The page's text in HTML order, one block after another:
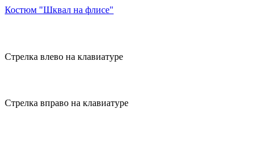
Костюм "Шквал на флисе"
Стрелка влево на клавиатуре
Стрелка вправо на клавиатуре